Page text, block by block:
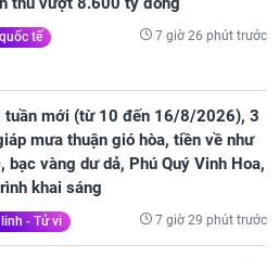
tế 7 giờ 26 phút trước
tuần mới (từ 10 đến 16/8/2026), 3
mưa thuận gió hòa, tiền về như
bạc vàng dư dả, Phú Quý Vinh Hoa,
khai sáng
- Tử vi 7 giờ 29 phút trước